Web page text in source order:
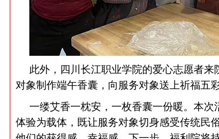
此外，四川长江职业学院的爱心志愿者
对象制作端午香囊，向服务对象送上祈福五
一缕艾香一枕安，一枚香囊一份暖。本
体验为载体，既让服务对象切身感受传统民